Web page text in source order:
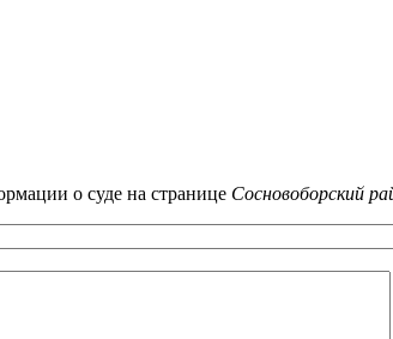
о суде на странице Сосновоборский